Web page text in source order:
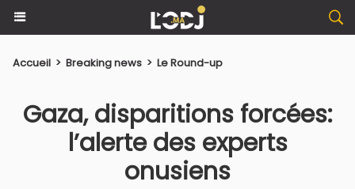
Accueil > Breaking news > Le Round-up
Gaza, disparitions forcées:
l’alerte des experts
onusiens